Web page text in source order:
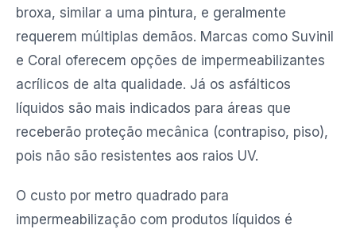
broxa, similar a uma pintura, e geralmente
requerem múltiplas demãos. Marcas como Suvinil
e Coral oferecem opções de impermeabilizantes
acrílicos de alta qualidade. Já os asfálticos
líquidos são mais indicados para áreas que
receberão proteção mecânica (contrapiso, piso),
pois não são resistentes aos raios UV.
O custo por metro quadrado para
impermeabilização com produtos líquidos é